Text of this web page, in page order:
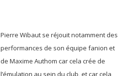
Pierre Wibaut se réjouit notamment des
performances de son équipe fanion et
de Maxime Authom car cela crée de
l’émulation au sein du club, et car cela